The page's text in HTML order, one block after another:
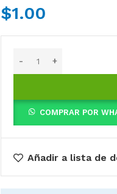
$1.00
COMPRAR POR
Añadir a lista de